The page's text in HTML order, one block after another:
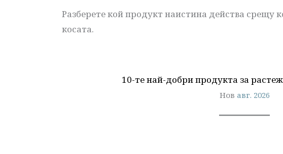
Разберете кой продукт наистина действа срещу
косата.
10-те най-добри продукта за
Нов авг. 2026